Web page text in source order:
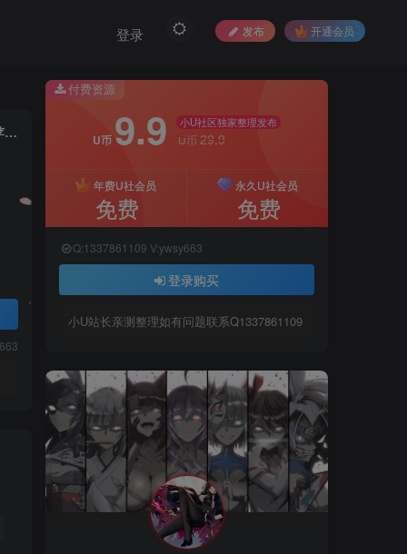
发布 开通会员
登录
小U社区【热血江湖】神武版+视频架设教程+win服务端+GM后台+安卓苹果端+详细教程
付费资源
U币 9.9 小U社区独家整理发布
U币 29.9
年费U社会员
免费
永久U社会员
免费
Q:1337861109 V:ywsy663
登录购买
小U站长亲测整理如有问题联系Q1337861109